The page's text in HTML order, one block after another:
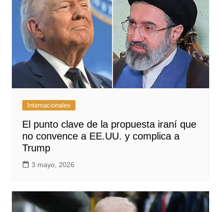
Internacionales
El punto clave de la propuesta iraní que
no convence a EE.UU. y complica a
Trump
3 mayo, 2026